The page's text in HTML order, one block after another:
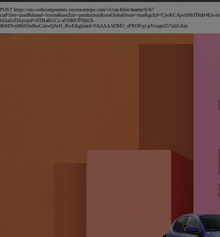
POST https://usc-webcomponents.toyota-europe.com/v1/car-filter-header/fr/fr?
ldAaScD3sjoqxPv0TBafkGCy-aVDI8UPDjklX-
0hMNvj6Hr03teIhoCskwQAvD_BwE&gbraid=0AAAAADMU_rPROFq2-pYcxqtz257uljGAm